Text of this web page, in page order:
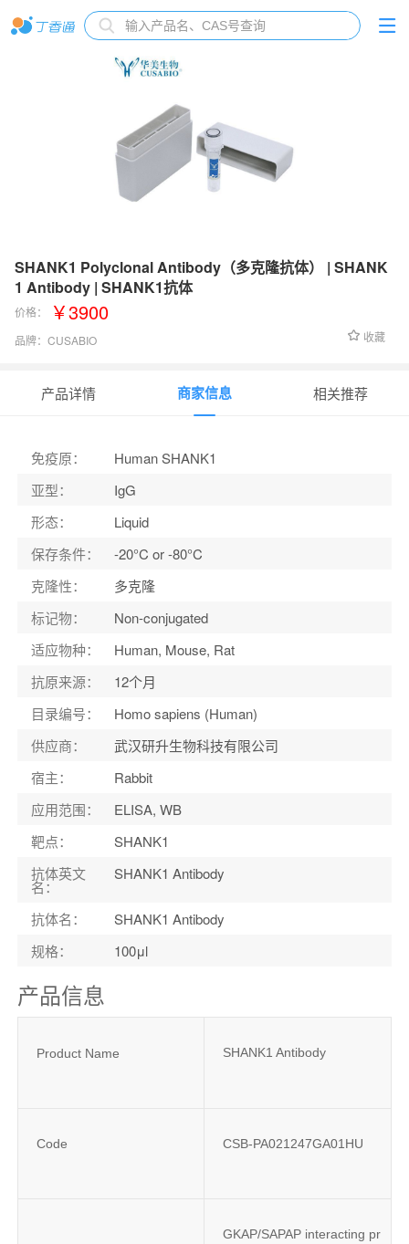
SHANK1 Polyclonal Antibody（多克隆抗体） | SHANK
1 Antibody | SHANK1抗体
价格： ￥3900
品牌： CUSABIO 收藏
产品详情 商家信息 相关推荐
免疫原：
Human SHANK1
亚型：
IgG
形态：
Liquid
保存条件：
-20°C or -80°C
克隆性：
多克隆
标记物：
Non-conjugated
适应物种：
Human, Mouse, Rat
抗原来源：
12个月
目录编号：
Homo sapiens (Human)
供应商：
武汉研升生物科技有限公司
宿主：
Rabbit
应用范围：
ELISA, WB
靶点：
SHANK1
抗体英文
名：
SHANK1 Antibody
抗体名：
SHANK1 Antibody
规格： 100μl
产品信息
Product Name SHANK1 Antibody
Code CSB-PA021247GA01HU
GKAP/SAPAP interacting pr